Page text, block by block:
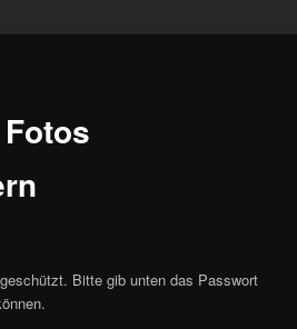
Bitte gib unten das Passwort